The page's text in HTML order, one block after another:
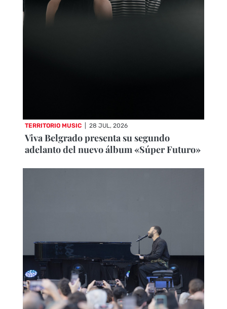
TERRITORIO MUSIC 28 JUL, 2026
Viva Belgrado presenta su segundo
adelanto del nuevo álbum «Súper Futuro»